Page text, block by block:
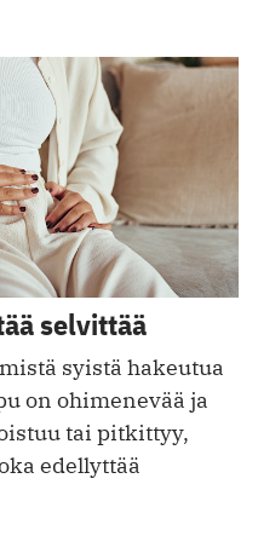
selvittää
syistä hakeutua
on ohimenevää ja
tai pitkittyy,
edellyttää